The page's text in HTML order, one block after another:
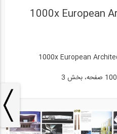
1000x European Architecture Joachim
1000x European